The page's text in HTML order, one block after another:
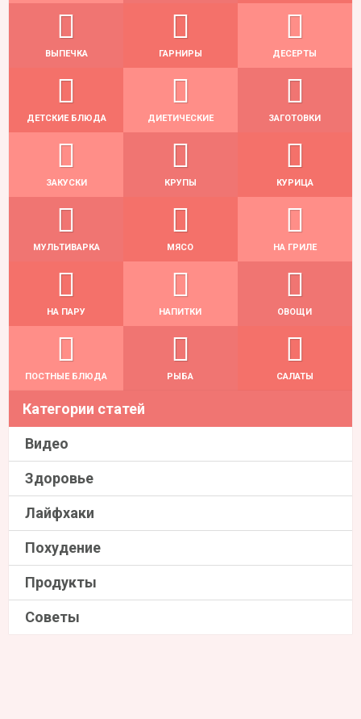
ВЫПЕЧКА ГАРНИРЫ ДЕСЕРТЫ
ДЕТСКИЕ БЛЮДА ДИЕТИЧЕСКИЕ ЗАГОТОВКИ
ЗАКУСКИ КРУПЫ КУРИЦА
МУЛЬТИВАРКА МЯСО НА ГРИЛЕ
НА ПАРУ НАПИТКИ ОВОЩИ
ПОСТНЫЕ БЛЮДА РЫБА САЛАТЫ
Категории статей
Видео
Здоровье
Лайфхаки
Похудение
Продукты
Советы